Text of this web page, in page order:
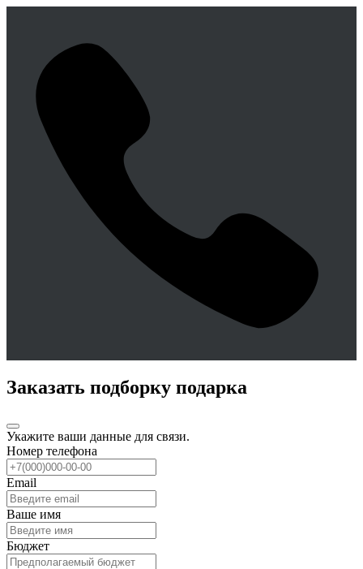
Заказать подборку подарка
Укажите ваши данные для связи.
Номер телефона
Email
Ваше имя
Бюджет